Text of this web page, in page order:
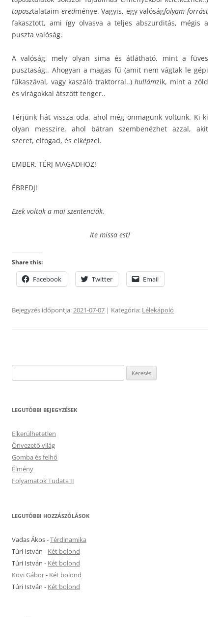
tapasztalataim eredménye. Vagyis, egy valóságfolyam forrást
fakasztott, ami így olvasva a teljes abszurditás, mégis a
puszta valóság.
A valóság, mely olyan sima és átlátható, mint a füves
pusztaság.. Ahogyan a magas fű (amit nem vágtak le gépi
fűkaszával, vagy kaszáló traktorral..)hullámzik, mint a zöld
és virágokkal átszőtt tenger..
Térjünk hát vissza oda, ahol még önmagunk voltunk. Ki-ki
olyan messzire, ahol bátran szembenézhet azzal, akit
szeret, elfogad, és elképzel.
EMBER, TÉRJ MAGADHOZ!
ÉBREDJ!
Ezek voltak a mai szentenciák.
Ite missa est!
Share this:
Facebook Twitter Email
Bejegyzés időpontja:2021-07-07 | Kategória: Lélekápoló
LEGUTÓBBI BEJEGYZÉSEK
Elkerülhetetlen
Önvezető világ
Gomba és felhő
Élmény
Folyamatok Tudata II
LEGUTÓBBI HOZZÁSZÓLÁSOK
Vadas Ákos-Térdinamika
Túri István - Két bolond
Túri István - Két bolond
Kövi Gábor- Két bolond
Túri István - Két bolond